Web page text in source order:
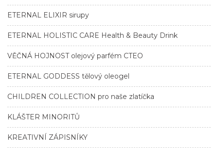
ETERNAL ELIXIR sirupy
ETERNAL HOLISTIC CARE Health & Beauty Drink
VĚČNÁ HOJNOST olejový parfém CTEO
ETERNAL GODDESS tělový oleogel
CHILDREN COLLECTION pro naše zlatíčka
KLÁŠTER MINORITŮ
KREATIVNÍ ZÁPISNÍKY